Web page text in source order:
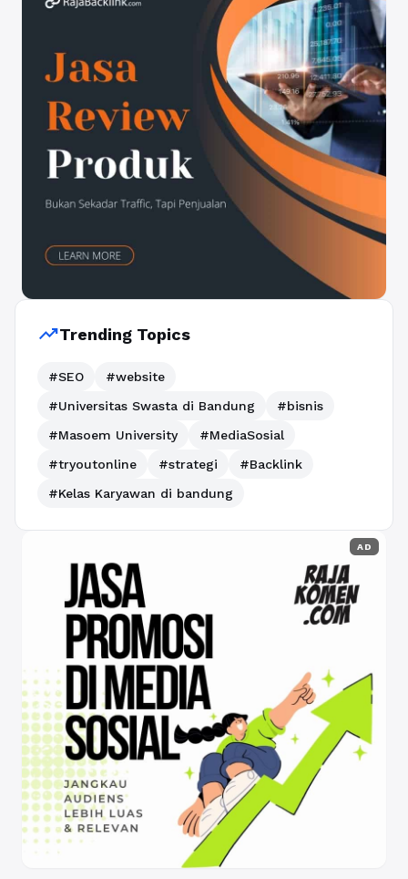
trending_upTrending Topics
#SEO
#website
#Universitas Swasta di Bandung
#bisnis
#Masoem University
#MediaSosial
#tryoutonline
#strategi
#Backlink
#Kelas Karyawan di bandung
AD